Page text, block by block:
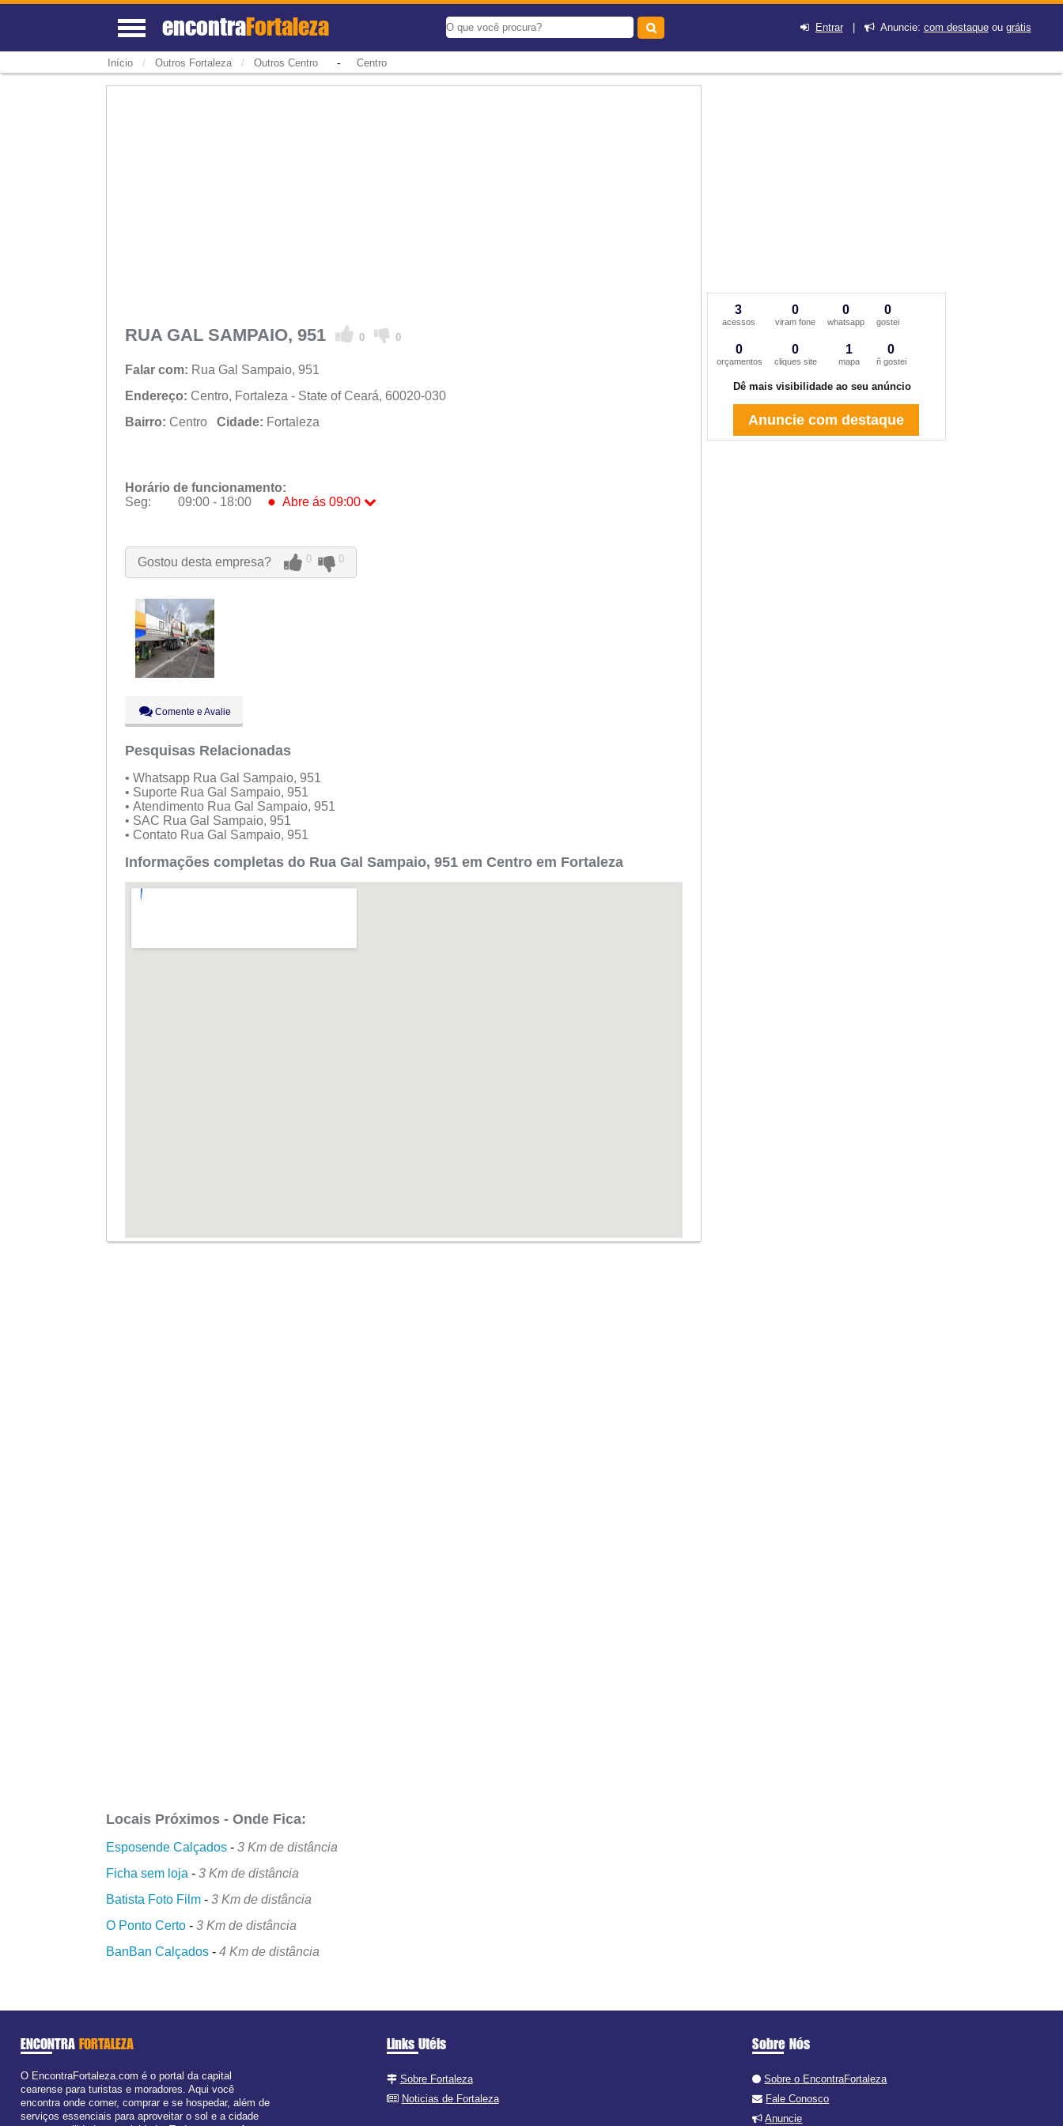
encontraFortaleza Entrar| Anuncie: com destaqueou grátis
Início / Outros Fortaleza / Outros Centro- Centro
RUA GAL SAMPAIO, 951 0 0
Falar com: Rua Gal Sampaio, 951
Endereço: Centro, Fortaleza - State of Ceará, 60020-030
Bairro: Centro Cidade: Fortaleza
Horário de funcionamento:
Seg:
09:00 - 18:00 ● Abre ás 09:00
Qua:
09:00 - 18:00
Qui:
09:00 - 18:00
Sáb:
Fechado
Dom:
Fechado
Gostou desta empresa? 0 0
Comente e Avalie
Pesquisas Relacionadas
• Whatsapp Rua Gal Sampaio, 951
• Suporte Rua Gal Sampaio, 951
• Atendimento Rua Gal Sampaio, 951
• SAC Rua Gal Sampaio, 951
• Contato Rua Gal Sampaio, 951
Informações completas do Rua Gal Sampaio, 951 em Centro em Fortaleza
Locais Próximos - Onde Fica:
Esposende Calçados -3 Km de distância
Ficha sem loja -3 Km de distância
Batista Foto Film -3 Km de distância
O Ponto Certo -3 Km de distância
BanBan Calçados -4 Km de distância
3
acessos
0
viram fone
0
whatsapp
0
gostei
0
orçamentos
0
cliques site
1
mapa
0
ñ gostei
Dê mais visibilidade ao seu anúncio
Anuncie com destaque
ENCONTRA FORTALEZA
O EncontraFortaleza.com é o portal da capital
cearense para turistas e moradores. Aqui você
encontra onde comer, comprar e se hospedar, além de
serviços essenciais para aproveitar o sol e a cidade
Links Utéis
Sobre Fortaleza
Noticias de Fortaleza
Sobre Nós
Sobre o EncontraFortaleza
Fale Conosco
Anuncie